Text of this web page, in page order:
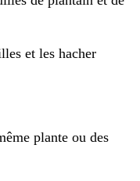
et les hacher
plante ou des